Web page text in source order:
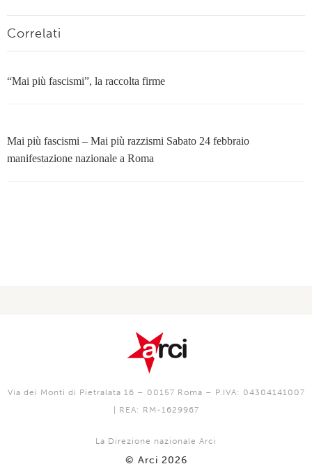
Correlati
“Mai più fascismi”, la raccolta firme
Mai più fascismi – Mai più razzismi Sabato 24 febbraio
manifestazione nazionale a Roma
Via dei Monti di Pietralata 16 – 00157 Roma – P.IVA: 04304141007
| REA: RM-1629967
La Direzione nazionale Arci
© Arci 2026